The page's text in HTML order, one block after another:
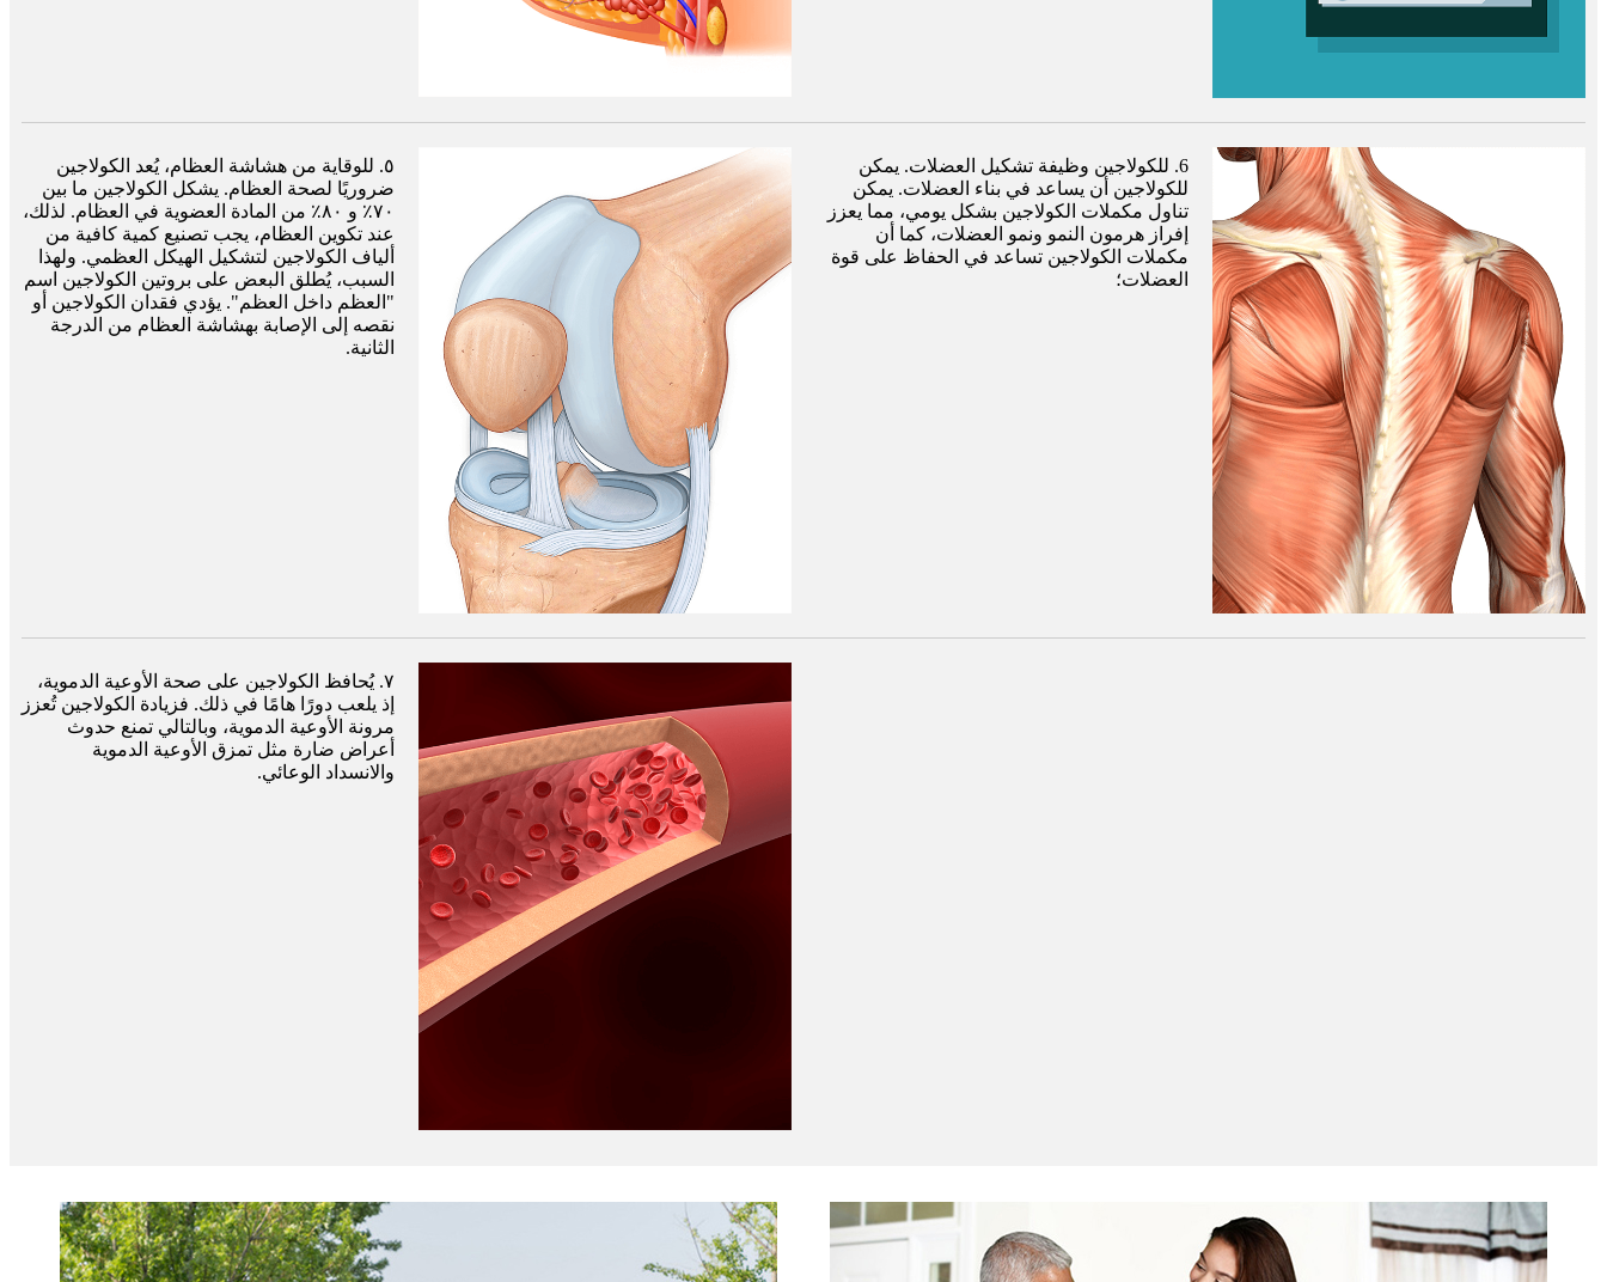
٥. للوقاية من هشاشة العظام، يُعد الكولاجين
ضروريًا لصحة العظام. يشكل الكولاجين ما بين
٧٠٪ و ٨٠٪ من المادة العضوية في العظام. لذلك،
عند تكوين العظام، يجب تصنيع كمية كافية من
ألياف الكولاجين لتشكيل الهيكل العظمي. ولهذا
السبب، يُطلق البعض على بروتين الكولاجين اسم
"العظم داخل العظم". يؤدي فقدان الكولاجين أو
نقصه إلى الإصابة بهشاشة العظام من الدرجة
الثانية.
6. للكولاجين وظيفة تشكيل العضلات. يمكن
للكولاجين أن يساعد في بناء العضلات. يمكن
تناول مكملات الكولاجين بشكل يومي، مما يعزز
إفراز هرمون النمو ونمو العضلات، كما أن
مكملات الكولاجين تساعد في الحفاظ على قوة
العضلات؛
٧. يُحافظ الكولاجين على صحة الأوعية الدموية،
إذ يلعب دورًا هامًا في ذلك. فزيادة الكولاجين تُعزز
مرونة الأوعية الدموية، وبالتالي تمنع حدوث
أعراض ضارة مثل تمزق الأوعية الدموية
والانسداد الوعائي.